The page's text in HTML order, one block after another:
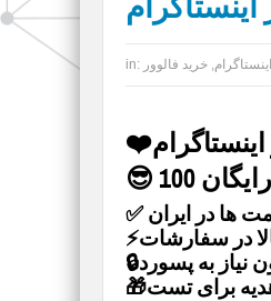
in: اینستاگرام, خرید فالوور
رایگان
ها در ایران
در سفارشات
نیاز به پسورد
برای تست